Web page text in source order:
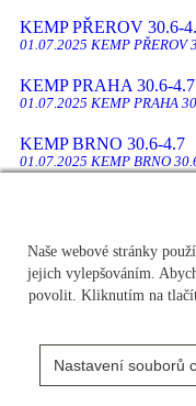
KEMP PŘEROV 30.6-
01.07.2025 KEMP PŘEROV
KEMP PRAHA 30.6-4.7
01.07.2025 KEMP PRAHA
KEMP BRNO 30.6-4.7
01.07.2025 KEMP BRNO
KEMP PIEŠŤANY
01.07.2025 KEMP
KEMP PRACHATICE
01.07.2025 KEMP
FOTBALOVÉ
22.05.2025 FOTBALOVÉ
PLZEŇ, ČESKÉ
Naše webové stránky
jejich vylepšováním.
povolit. Kliknutím na
Nastavení souborů